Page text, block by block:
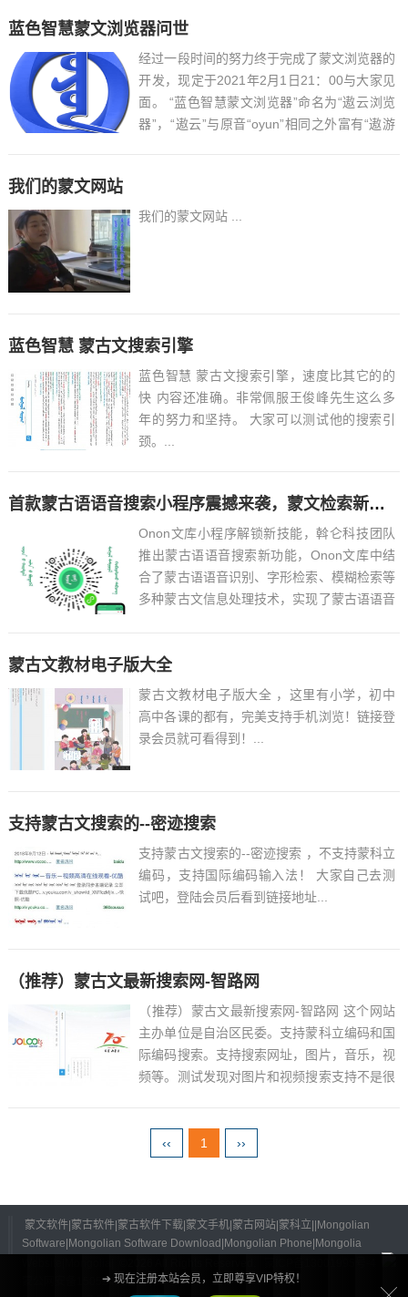
蓝色智慧蒙文浏览器问世
经过一段时间的努力终于完成了蒙文浏览器的
开发，现定于2021年2月1日21：00与大家见
面。 “蓝色智慧蒙文浏览器”命名为“遨云浏览
器”，“遨云”与原音“oyun”相同之外富有“遨游
我们的蒙文网站
我们的蒙文网站 ...
蓝色智慧 蒙古文搜索引擎
蓝色智慧 蒙古文搜索引擎，速度比其它的的
快 内容还准确。非常佩服王俊峰先生这么多
年的努力和坚持。 大家可以测试他的搜索引
颈。...
首款蒙古语语音搜索小程序震撼来袭，蒙文检索新突破！
Onon文库小程序解锁新技能，斡仑科技团队
推出蒙古语语音搜索新功能，Onon文库中结
合了蒙古语语音识别、字形检索、模糊检索等
多种蒙古文信息处理技术，实现了蒙古语语音
这是蒙古...
蒙古文教材电子版大全
蒙古文教材电子版大全 ，这里有小学，初中
高中各课的都有，完美支持手机浏览！链接登
录会员就可看得到！...
支持蒙古文搜索的--密迹搜索
支持蒙古文搜索的--密迹搜索 ，不支持蒙科立
编码，支持国际编码输入法！ 大家自己去测
试吧，登陆会员后看到链接地址...
（推荐）蒙古文最新搜索网-智路网
（推荐）蒙古文最新搜索网-智路网 这个网站
主办单位是自治区民委。支持蒙科立编码和国
际编码搜索。支持搜索网址，图片，音乐，视
频等。测试发现对图片和视频搜索支持不是很
‹‹
1 ››
蒙文软件|蒙古软件|蒙古软件下载|蒙文手机|蒙古网站|蒙科立||Mongolian
Software|Mongolian Software Download|Mongolian Phone|Mongolia
蒙公网安备15052402000125号➔ 现在注册本站会员，立即尊享VIP特权！